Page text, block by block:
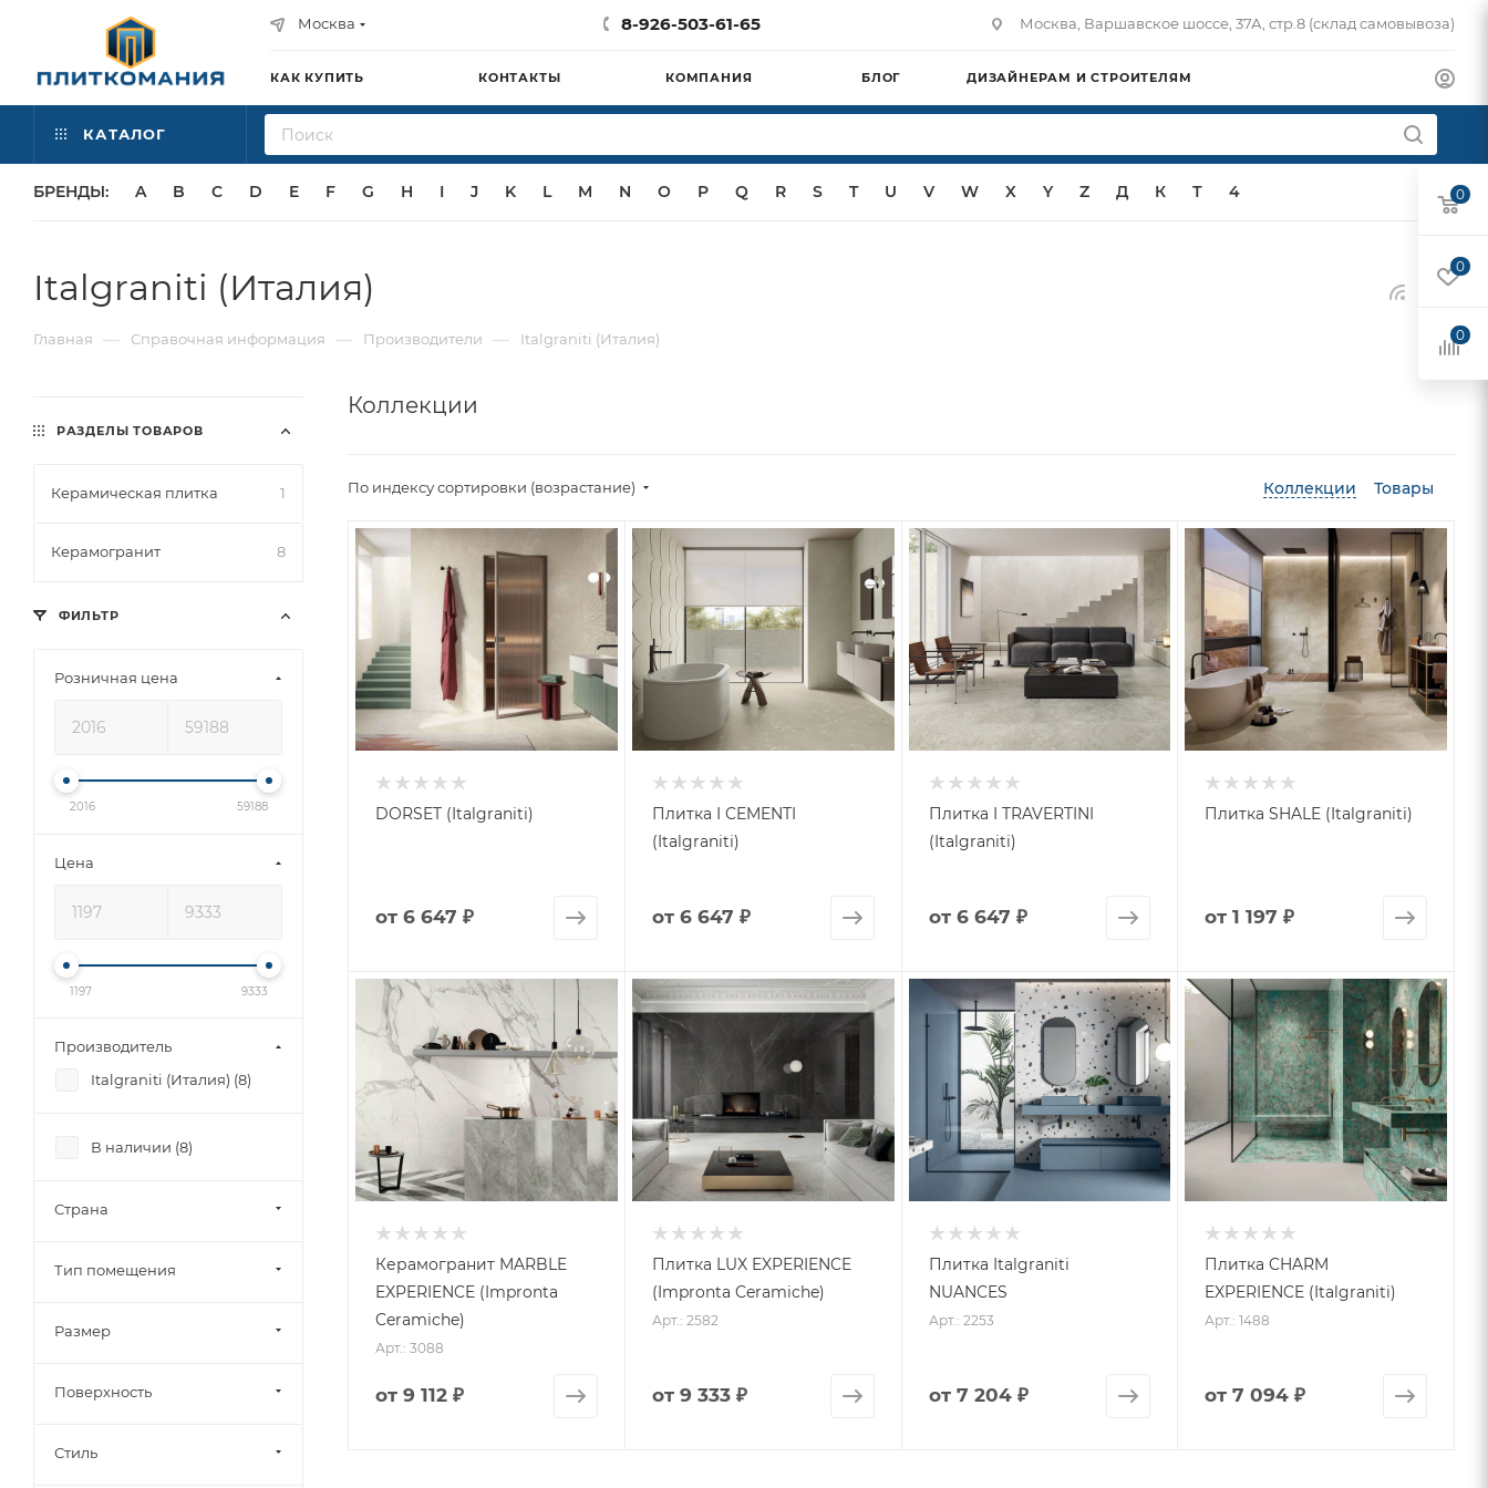
Москва 8-926-503-61-65 Москва, Варшавское шоссе, 37А, стр.8 (склад самовывоза)
КАК КУПИТЬ КОНТАКТЫ КОМПАНИЯ БЛОГ ДИЗАЙНЕРАМ И СТРОИТЕЛЯМ
КАТАЛОГ
БРЕНДЫ: A B C D E F G H I J K L M N O P Q R S T U V W X Y Z Д К Т 4
Italgraniti (Италия)
Главная — Справочная информация — Производители — Italgraniti (Италия)
Коллекции
По индексу сортировки (возрастание) Коллекции Товары
DORSET (Italgraniti)
от 6 647 ₽
Плитка I CEMENTI
(Italgraniti)
от 6 647 ₽
Плитка I TRAVERTINI
(Italgraniti)
от 6 647 ₽
Плитка SHALE (Italgraniti)
от1 197 ₽
Керамогранит MARBLE
EXPERIENCE (Impronta
Ceramiche)
Арт.: 3088
от 9 112 ₽
Плитка LUX EXPERIENCE
(Impronta Ceramiche)
Арт.: 2582
от 9 333 ₽
Плитка Italgraniti
NUANCES
Арт.: 2253
от 7 204 ₽
Плитка CHARM
EXPERIENCE (Italgraniti)
Арт.: 1488
от7 094 ₽
РАЗДЕЛЫ ТОВАРОВ
Керамическая плитка 1
Керамогранит 8
ФИЛЬТР
Розничная цена
2016 59188
Цена
1197 9333
Производитель
Italgraniti (Италия) (8)
В наличии (8)
Страна
Тип помещения
Размер
Поверхность
Стиль
0
0
0